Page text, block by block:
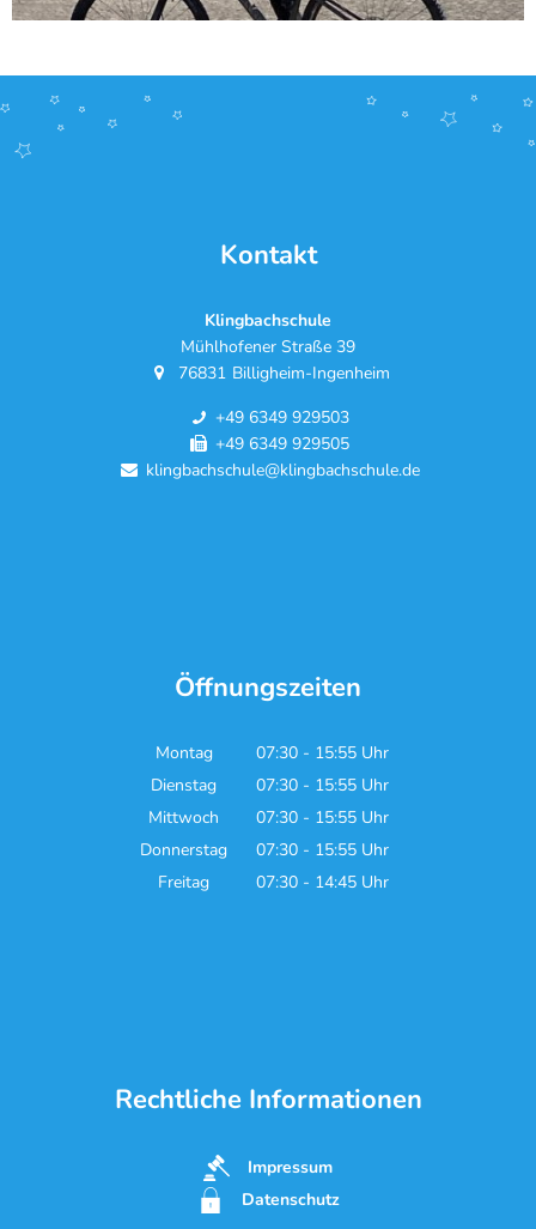
Kontakt
Klingbachschule
Mühlhofener Straße 39
76831 Billigheim-Ingenheim
+49 6349 929503
+49 6349 929505
klingbachschule@klingbachschule.de
Öffnungszeiten
Montag 07:30- 15:55Uhr
Von 07:30 bis 15:55 Uhr
Dienstag 07:30- 15:55Uhr
Von 07:30 bis 15:55 Uhr
Mittwoch 07:30- 15:55Uhr
Von 07:30 bis 15:55 Uhr
Donnerstag 07:30- 15:55Uhr
Von 07:30 bis 15:55 Uhr
Freitag 07:30- 14:45Uhr
Rechtliche Informationen
Impressum
Datenschutz